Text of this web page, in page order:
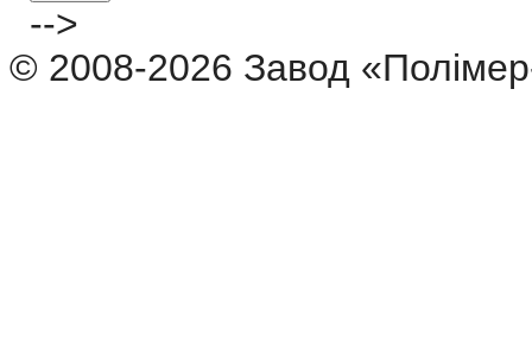
-->
© 2008-2026 Завод